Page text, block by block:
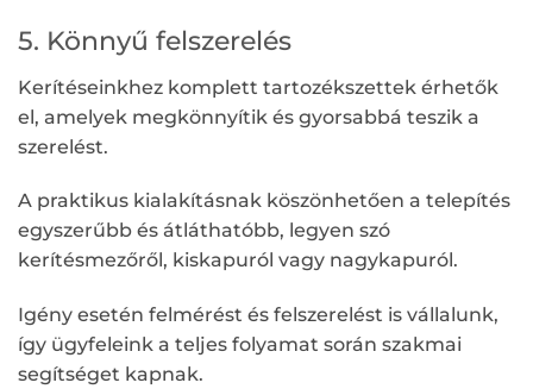
5. Könnyű felszerelés
Kerítéseinkhez komplett tartozékszettek érhetők
el, amelyek megkönnyítik és gyorsabbá teszik a
szerelést.
A praktikus kialakításnak köszönhetően a telepítés
egyszerűbb és átláthatóbb, legyen szó
kerítésmezőről, kiskapuról vagy nagykapuról.
Igény esetén felmérést és felszerelést is vállalunk,
így ügyfeleink a teljes folyamat során szakmai
segítséget kapnak.